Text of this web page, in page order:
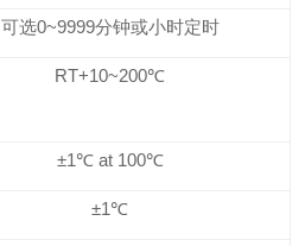
可选0~9999分钟或小时定时
RT+10~200℃
±1℃ at 100℃
±1℃